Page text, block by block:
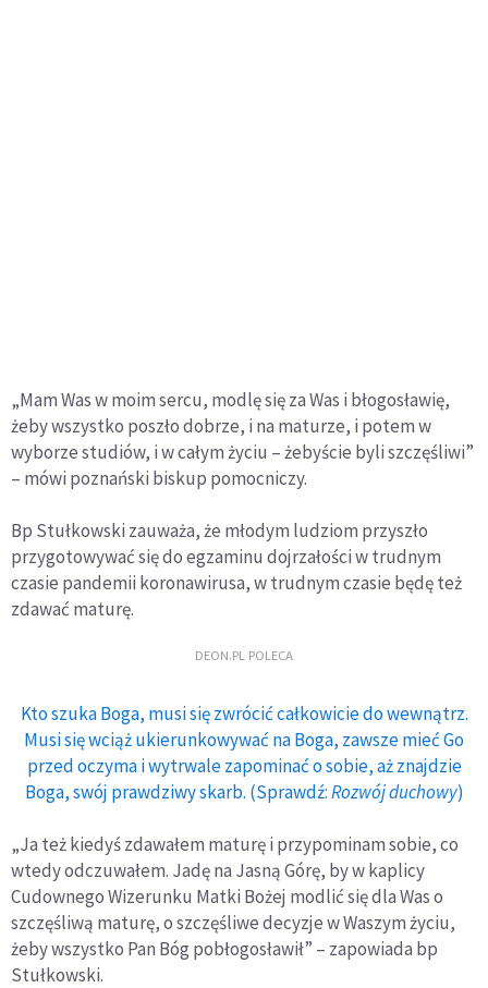
„Mam Was w moim sercu, modlę się za Was i błogosławię,
żeby wszystko poszło dobrze, i na maturze, i potem w
wyborze studiów, i w całym życiu – żebyście byli szczęśliwi”
– mówi poznański biskup pomocniczy.
Bp Stułkowski zauważa, że młodym ludziom przyszło
przygotowywać się do egzaminu dojrzałości w trudnym
czasie pandemii koronawirusa, w trudnym czasie będę też
zdawać maturę.
DEON.PL POLECA
Kto szuka Boga, musi się zwrócić całkowicie do wewnątrz.
Musi się wciąż ukierunkowywać na Boga, zawsze mieć Go
przed oczyma i wytrwale zapominać o sobie, aż znajdzie
Boga, swój prawdziwy skarb. (Sprawdź:Rozwój duchowy)
„Ja też kiedyś zdawałem maturę i przypominam sobie, co
wtedy odczuwałem. Jadę na Jasną Górę, by w kaplicy
Cudownego Wizerunku Matki Bożej modlić się dla Was o
szczęśliwą maturę, o szczęśliwe decyzje w Waszym życiu,
żeby wszystko Pan Bóg pobłogosławił” – zapowiada bp
Stułkowski.